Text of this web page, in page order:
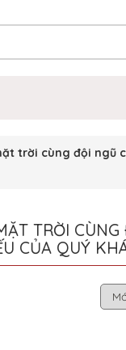
trời cùng đội ngũ
TRỜI
CỦA QUÝ